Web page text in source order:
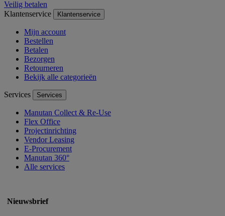
Veilig betalen
Klantenservice
Klantenservice
Mijn account
Bestellen
Betalen
Bezorgen
Retourneren
Bekijk alle categorieën
Services Services
Manutan Collect & Re-Use
Flex Office
Projectinrichting
Vendor Leasing
E-Procurement
Manutan 360°
Alle services
Nieuwsbrief